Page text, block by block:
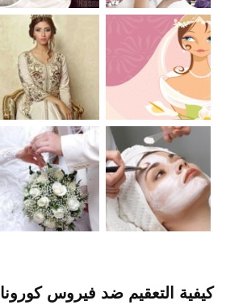
كيفية التعقيم ضد فيروس كورونا